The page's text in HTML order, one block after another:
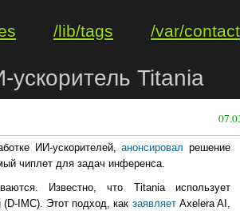
/lib/tags /var/contact
Titania
ИИ-ускорителей,анонсировал решение
чиплет для задач инференса.
Известно, что Titania использует
IMC). Этот подход, как заявляетAxelera AI,